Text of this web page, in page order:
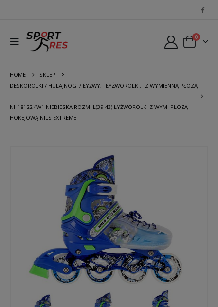
0
HOME
SKLEP
DESKOROLKI / HULAJNOGI / ŁYŻWY, ŁYŻWOROLKI, Z WYMIENNĄ PŁOZĄ
NH18122 4W1 NIEBIESKA ROZM. L(39-43) ŁYŻWOROLKI Z WYM. PŁOZĄ
HOKEJOWĄ NILS EXTREME